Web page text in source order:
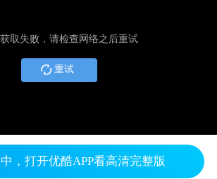
取失败，请检查网络之后重试
重试
，打开优酷APP看高清完整版